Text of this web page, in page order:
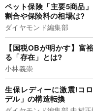
ペット保険「主要5商品
割合や保険料の相場は?
ダイヤモンド編集部
【国税OBが明かす】富
る「存在」とは?
小林義崇
生保レディーに激震!コ
デル」の構造転換